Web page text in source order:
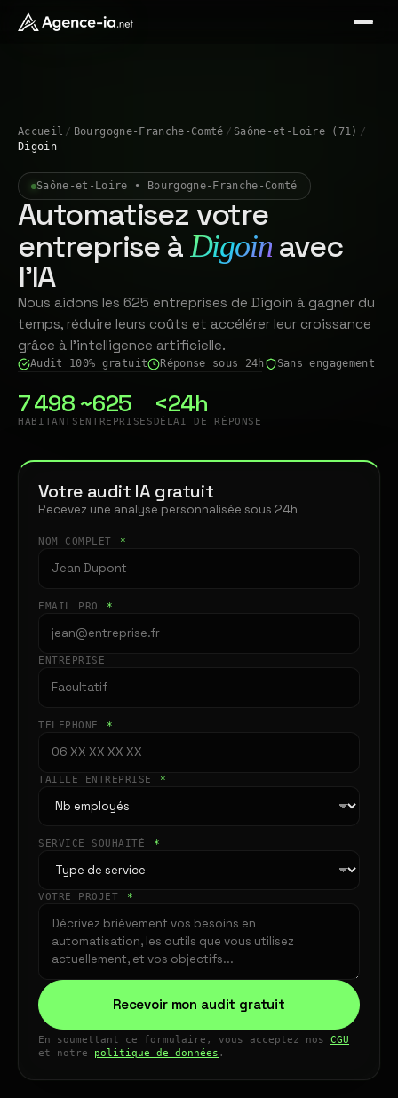
Accueil / Bourgogne-Franche-Comté / Saône-et-Loire (71) /
Digoin
Saône-et-Loire • Bourgogne-Franche-Comté
Automatisez votre
entreprise à Digoin avec
l'IA
Nous aidons les 625 entreprises de Digoin à gagner du
temps, réduire leurs coûts et accélérer leur croissance
grâce à l'intelligence artificielle.
Audit 100% gratuit Réponse sous 24h Sans engagement
7 498
HABITANTS
~625
ENTREPRISES
<24h
DÉLAI DE RÉPONSE
Votre audit IA gratuit
Recevez une analyse personnalisée sous 24h
NOM COMPLET *
EMAIL PRO *
ENTREPRISE
TÉLÉPHONE *
TAILLE ENTREPRISE *
SERVICE SOUHAITÉ *
VOTRE PROJET *
Recevoir mon audit gratuit
En soumettant ce formulaire, vous acceptez nos CGU
et notre politique de données .